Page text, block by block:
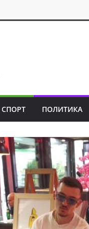
СПОРТ ПОЛИТИКА